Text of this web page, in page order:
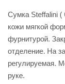
Сумка Steffalini (
кожи мягкой
фурнитурой.
отделение. На
регулируемая.
руке.